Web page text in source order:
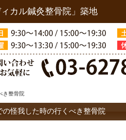
カル鍼灸整骨院」築地
き整骨院
の怪我した時の行くべき整骨院